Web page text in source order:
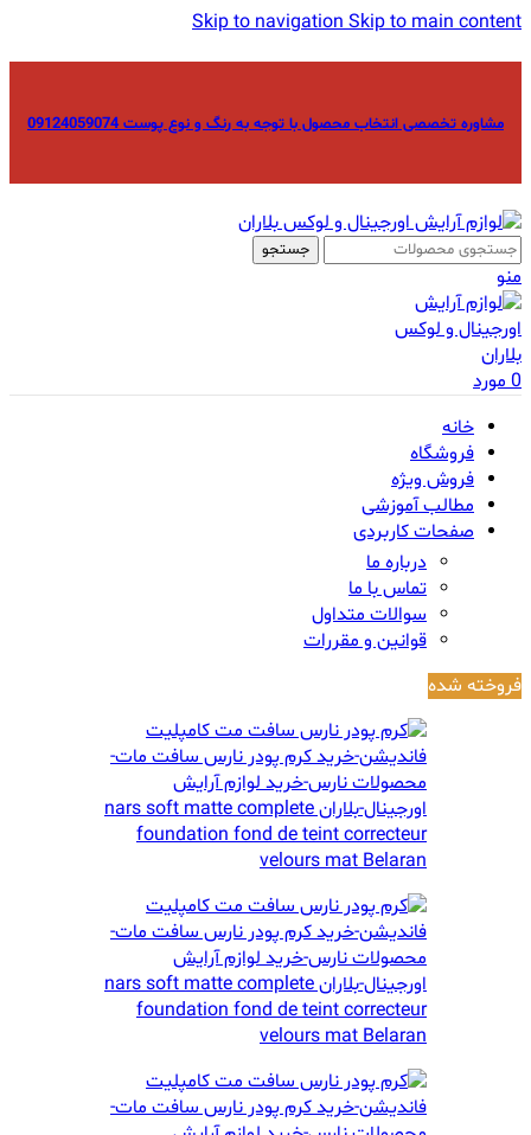
Skip to navigationSkip to main content
مشاوره تخصصی انتخاب محصول با توجه به رنگ و نوع پوست 09124059074
جستجو
منو
0مورد
خانه
فروشگاه
فروش ویژه
مطالب آموزشی
صفحات کاربردی
درباره ما
تماس با ما
سوالات متداول
قوانین و مقررات
فروخته شده